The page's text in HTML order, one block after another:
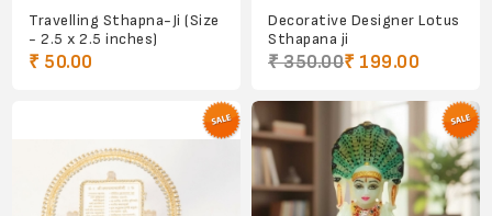
Travelling Sthapna-Ji (Size
- 2.5 x 2.5 inches)
₹ 50.00
Decorative Designer Lotus
Sthapana ji
₹ 350.00₹ 199.00